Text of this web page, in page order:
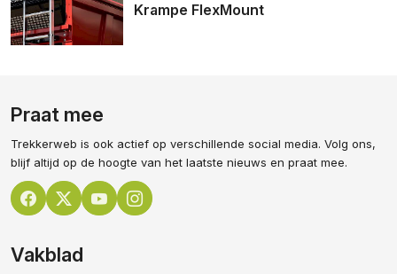
Krampe FlexMount
Praat mee
Trekkerweb is ook actief op verschillende social media. Volg ons,
blijf altijd op de hoogte van het laatste nieuws en praat mee.
Vakblad